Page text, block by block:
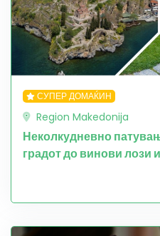
СУПЕР ДОМАЌИН
Region Makedonija
Неколкудневно
градот до винови лози